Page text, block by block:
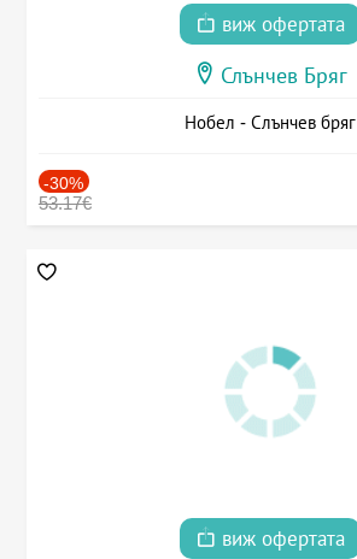
виж офертата
Слънчев Бряг
Нобел - Слънчев бряг
-30%
53.17€
виж офертата